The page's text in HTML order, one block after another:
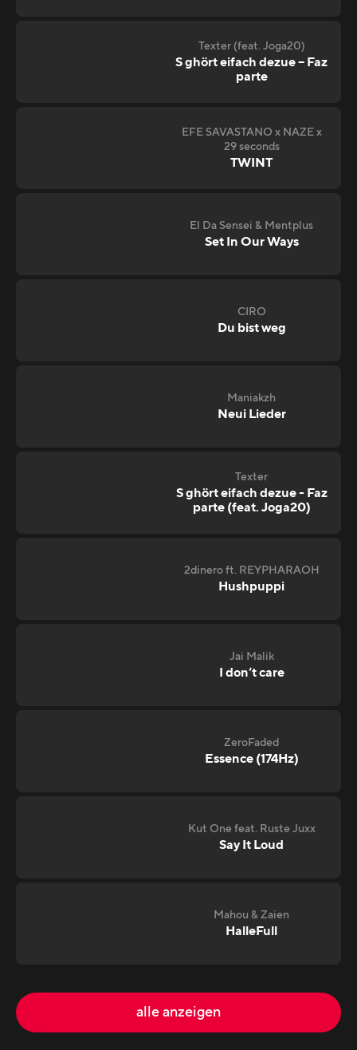
Texter (feat. Joga20)
S ghört eifach dezue – Faz
parte
EFE SAVASTANO x NAZE x
29 seconds
TWINT
El Da Sensei & Mentplus
Set In Our Ways
CIRO
Du bist weg
Maniakzh
Neui Lieder
Texter
S ghört eifach dezue - Faz
parte (feat. Joga20)
2dinero ft. REYPHARAOH
Hushpuppi
Jai Malik
I don‘t care
ZeroFaded
Essence (174Hz)
Kut One feat. Ruste Juxx
Say It Loud
Mahou & Zaien
HalleFull
alle anzeigen